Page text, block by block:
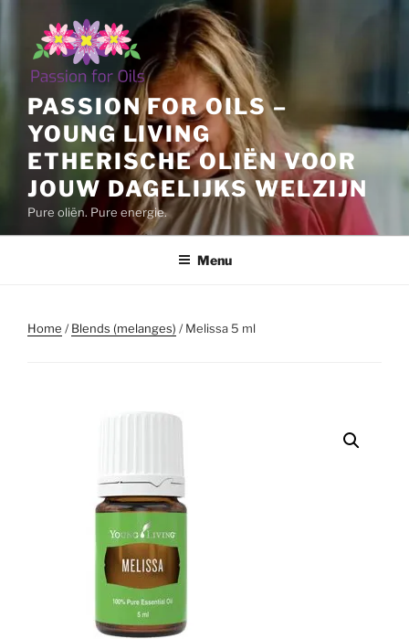
inhoud
PASSION FOR OILS –
YOUNG LIVING
ETHERISCHE OLIËN VOOR
JOUW DAGELIJKS WELZIJN
Pure oliën. Pure energie.
Menu
Home /Blends (melanges) / Melissa 5 ml